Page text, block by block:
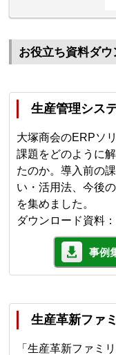
お役立ち資料ダウ
生産管理シス
大塚商会のERPソ
課題をどのように
たのか。導入前の
い・活用法、今後
を集めました。
ダウンロード資料
事例
生産革新ファ
「生産革新ファミ